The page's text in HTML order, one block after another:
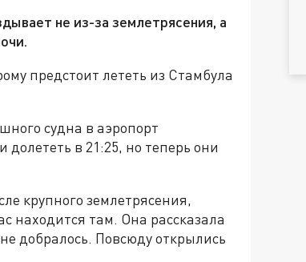
не из-за землетрясения, а
предстоит лететь из Стамбула
судна в аэропорт
в 21:25, но теперь они
крупного землетрясения,
находится там. Она рассказала
добралось. Повсюду открылись